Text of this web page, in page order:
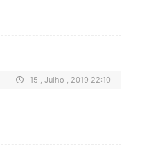
15 , Julho , 2019 22:10